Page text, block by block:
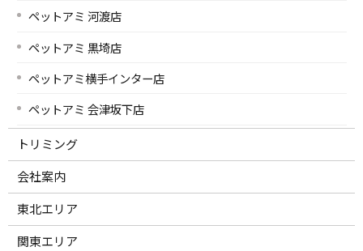
ペットアミ 河渡店
ペットアミ 黒埼店
ペットアミ横手インター店
ペットアミ 会津坂下店
トリミング
会社案内
東北エリア
関東エリア